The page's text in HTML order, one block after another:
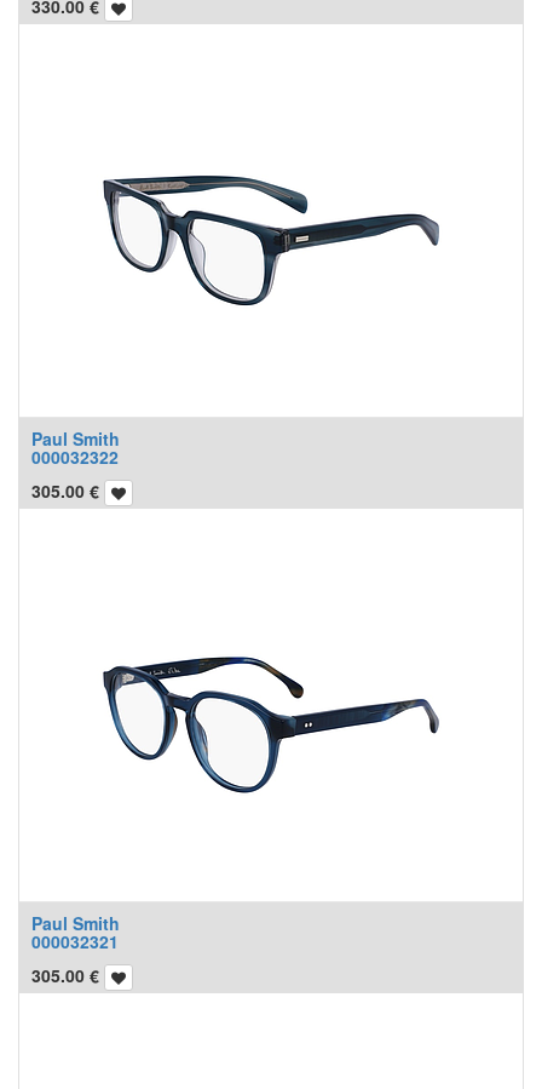
330.00 €
Paul Smith
000032322
305.00 €
Paul Smith
000032321
305.00 €